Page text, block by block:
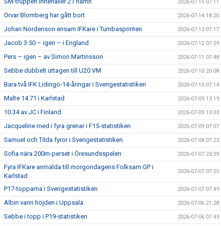
2026-07-15 07:11
Orvar Blomberg har gått bort 2026-07-14 18:20
Johan Nordenson ensam IFKare i Tumbasprinten 2026-07-13 07:17
Jacob 3:50 – igen – i England 2026-07-12 07:59
Pers – igen – av Simon Martinsson 2026-07-11 07:48
Sebbe dubbelt uttagen till U20 VM 2026-07-10 20:08
Bara två IFK Lidingö-14-åringar i Sverigestatistiken 2026-07-10 07:14
Malte 14.71 i Karlstad 2026-07-09 13:19
10.34 av JC i Finland 2026-07-09 13:03
Jacqueline med i fyra grenar i F15-statistiken 2026-07-09 07:07
Samuel och Tilda fyror i Sverigestatistiken 2026-07-08 07:23
Sofia nära 200m-perset i Öresundsspelen 2026-07-07 23:39
Fyra IFKare anmälda till morgondagens Folksam GP i
Karlstad
2026-07-07 07:55
P17-topparna i Sverigestatistiken 2026-07-07 07:49
Albin vann höjden i Uppsala 2026-07-06 21:28
Sebbe i topp i P19-statistiken 2026-07-06 07:43